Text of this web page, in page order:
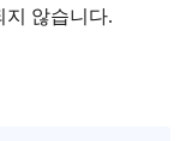
않습니다.